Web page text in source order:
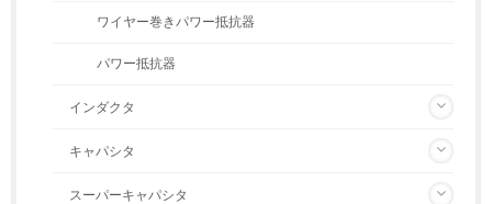
ワイヤー巻きパワー抵抗器
パワー抵抗器
インダクタ
キャパシタ
スーパーキャパシタ